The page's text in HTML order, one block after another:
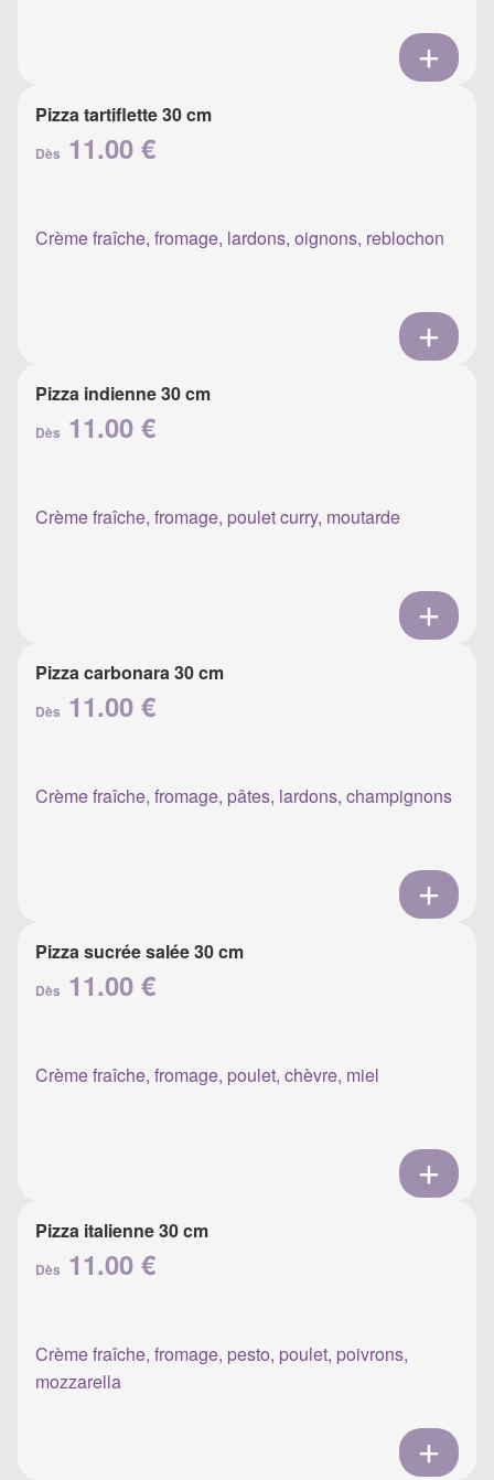
Pizza tartiflette 30 cm
Dès 11.00 €
Crème fraîche, fromage, lardons, oignons, reblochon
Pizza indienne 30 cm
Dès 11.00 €
Crème fraîche, fromage, poulet curry, moutarde
Pizza carbonara 30 cm
Dès 11.00 €
Crème fraîche, fromage, pâtes, lardons, champignons
Pizza sucrée salée 30 cm
Dès 11.00 €
Crème fraîche, fromage, poulet, chèvre, miel
Pizza italienne 30 cm
Dès 11.00 €
Crème fraîche, fromage, pesto, poulet, poivrons,
mozzarella